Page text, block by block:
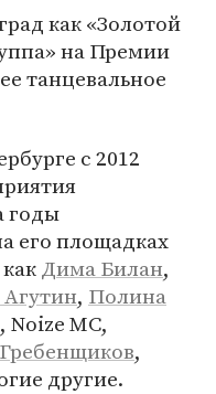
как «Золотой
на Премии
танцевальное
с 2012
годы
его площадках
Дима Билан,
, Полина
, Noize MC,
,
другие.